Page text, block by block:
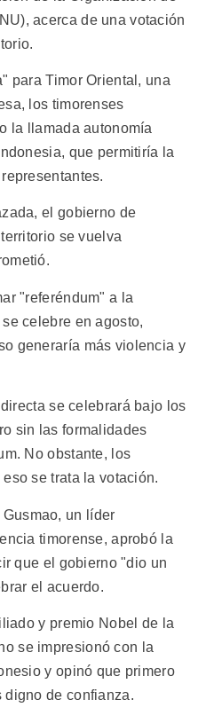
acerca de una votación
para Timor Oriental, una
los timorenses
la llamada autonomía
que permitiría la
el gobierno de
se vuelva
"referéndum" a la
celebre en agosto,
generaría más violencia y
se celebrará bajo los
sin las formalidades
No obstante, los
se trata la votación.
un líder
timorense, aprobó la
que el gobierno "dio un
el acuerdo.
y premio Nobel de la
se impresionó con la
y opinó que primero
digno de confianza.